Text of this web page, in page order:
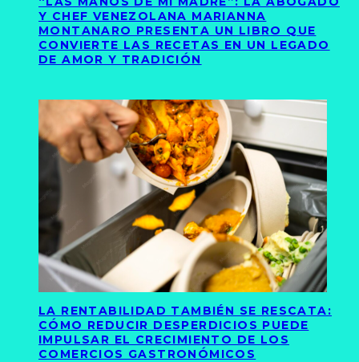
Y CHEF VENEZOLANA MARIANNA
MONTANARO PRESENTA UN LIBRO QUE
CONVIERTE LAS RECETAS EN UN LEGADO
DE AMOR Y TRADICIÓN
LA RENTABILIDAD TAMBIÉN SE RESCATA:
CÓMO REDUCIR DESPERDICIOS PUEDE
IMPULSAR EL CRECIMIENTO DE LOS
COMERCIOS GASTRONÓMICOS